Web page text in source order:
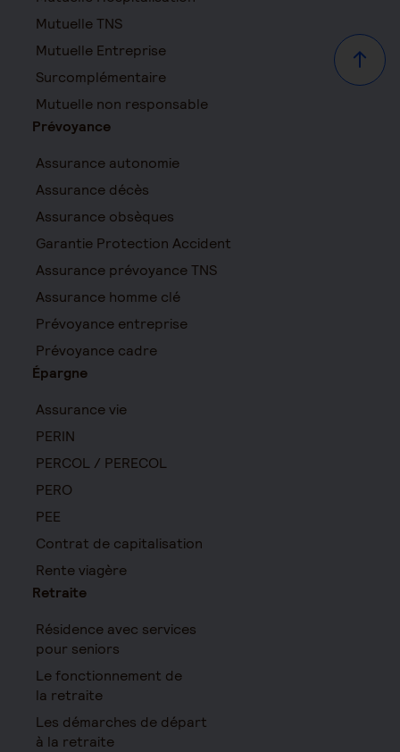
Haut
Mutuelle TNS
Mutuelle Entreprise
Surcomplémentaire
Mutuelle non responsable
Prévoyance
Assurance autonomie
Assurance décès
Assurance obsèques
Garantie Protection Accident
Assurance prévoyance TNS
Assurance homme clé
Prévoyance entreprise
Prévoyance cadre
Épargne
Assurance vie
PERIN
PERCOL / PERECOL
PERO
PEE
Contrat de capitalisation
Rente viagère
Retraite
Résidence avec services
pour seniors
Le fonctionnement de
la retraite
Les démarches de départ
à la retraite